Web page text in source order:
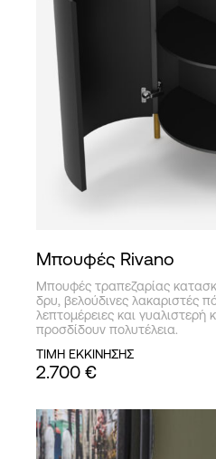
Μπουφές Rivano
Μπουφές τραπεζαρίας
δρυ, βελούδινες λακαριστές
λεπτομέρειες και γυαλιστερή
προσδίδουν πολυτέλεια.
ΤΙΜΗ ΕΚΚΙΝΗΣΗΣ
2.700 €